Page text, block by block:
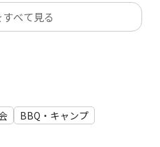
べて見る
BBQ・キャンプ